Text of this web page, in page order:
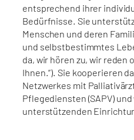
entsprechend ihrer
Bedürfnisse. Sie
Menschen und deren
und selbstbestimmtes
da, wir hören zu, wir reden
Ihnen.“). Sie kooperieren
Netzwerkes mit
Pflegediensten (SAPV)
unterstützenden